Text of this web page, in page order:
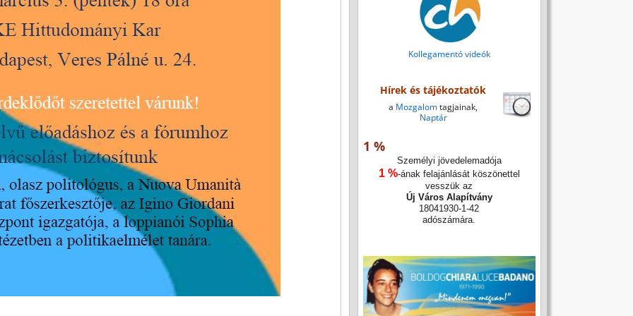
Kollegamentó videók
Hírek és tájékoztatók
a Mozgalomtagjainak,
Naptár
1 %
Személyi jövedelemadója
1 %-ának felajánlását köszönettel
vesszük az
Új Város Alapítvány
18041930-1-42
adószámára.